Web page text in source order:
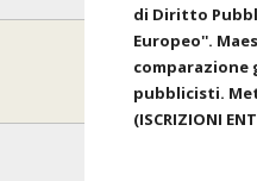
di Diritto
Europeo''.
comparazione
pubblicisti.
(ISCRIZIONI